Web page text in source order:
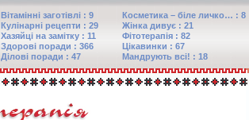
Косметика – біле личко… : 8
Жінка дивує : 21
Фітотерапія : 82
Цікавинки : 67
Мандрують всі! : 18
Вітамінні заготівлі : 9
Кулінарні рецепти : 29
Хазяйці на замітку : 11
Здорові поради : 366
Ділові поради : 47